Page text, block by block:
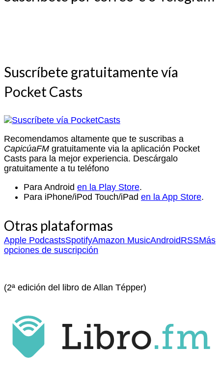
Suscríbete gratuitamente vía
Pocket Casts
Recomendamos altamente que te suscribas a
CapicúaFM gratuitamente via la aplicación Pocket
Casts para la mejor experiencia. Descárgalo
gratuitamente a tu teléfono
Para Android en la Play Store.
Para iPhone/iPod Touch/iPad en la App Store.
Otras plataformas
Apple PodcastsSpotifyAmazon MusicAndroidRSSMás
opciones de suscripción
(2ª edición del libro de Allan Tépper)